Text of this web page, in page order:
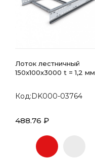
Лоток лестничный
150х100x3000 t = 1,2 мм
Код:DK000-03764
488.76 ₽